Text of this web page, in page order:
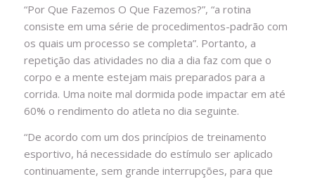
“Por Que Fazemos O Que Fazemos?”, “a rotina
consiste em uma série de procedimentos-padrão com
os quais um processo se completa”. Portanto, a
repetição das atividades no dia a dia faz com que o
corpo e a mente estejam mais preparados para a
corrida. Uma noite mal dormida pode impactar em até
60% o rendimento do atleta no dia seguinte.
“De acordo com um dos princípios de treinamento
esportivo, há necessidade do estímulo ser aplicado
continuamente, sem grande interrupções, para que